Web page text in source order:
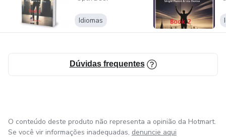
Idiomas
Dúvidas frequentes
O conteúdo deste produto não representa a opinião da Hotmart.
Se você vir informações inadequadas, denuncie aqui